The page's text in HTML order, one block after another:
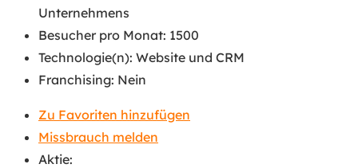
Unternehmens
Besucher pro Monat: 1500
Technologie(n): Website und CRM
Franchising: Nein
Zu Favoriten hinzufügen
Missbrauch melden
Aktie: